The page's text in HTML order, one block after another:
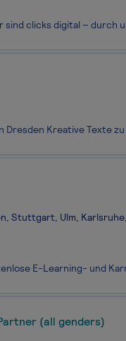
Stuttgart, Ulm, Karlsruhe,
(all genders)